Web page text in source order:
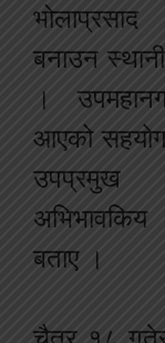
बनाउन
।
आएको
उपप्रमुख
बताए ।